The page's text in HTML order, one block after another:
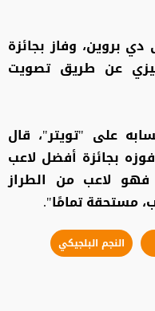
بروين، وفاز بجائزة
عن طريق تصويت
على "تويتر"، قال
بجائزة أفضل لاعب
فهو لاعب من الطراز
مستحقة تمامًا".
النجم البلجيكي